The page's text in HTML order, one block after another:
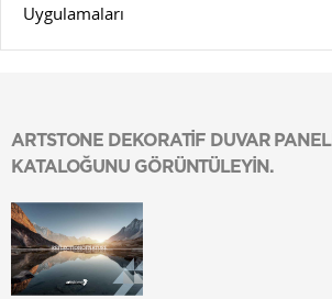
Uygulamaları
ARTSTONE DEKORATİF DUVAR
KATALOĞUNU GÖRÜNTÜLEYİN.